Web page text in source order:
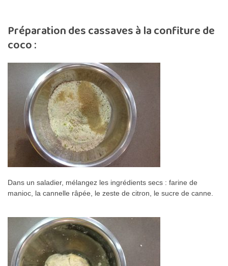
Préparation des cassaves à la confiture de
coco :
Dans un saladier, mélangez les ingrédients secs : farine de
manioc, la cannelle râpée, le zeste de citron, le sucre de canne.